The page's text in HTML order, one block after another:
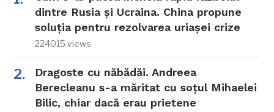
dintre Rusia și Ucraina. China propune
soluția pentru rezolvarea uriașei crize
224015 views
Dragoste cu năbădăi. Andreea
Berecleanu s-a măritat cu soțul Mihaelei
Bilic, chiar dacă erau prietene